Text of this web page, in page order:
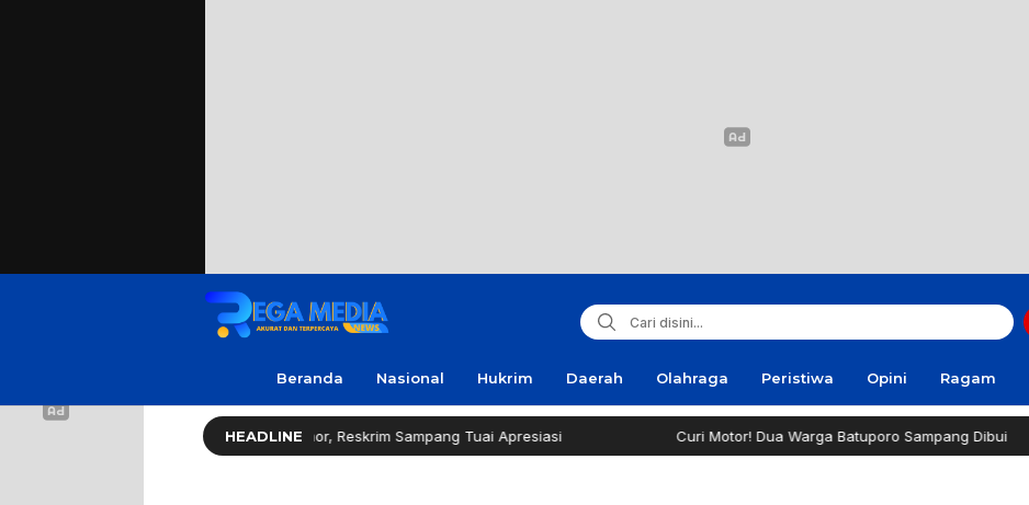
Beranda Nasional Hukrim Daerah Olahraga Peristiwa Opini Ragam
HEADLINE
Respons Cepat Ungkap Curanmor, Reskrim Sampang Tuai Apresiasi Curi Motor! Dua Warga Batuporo Sampang Dibui